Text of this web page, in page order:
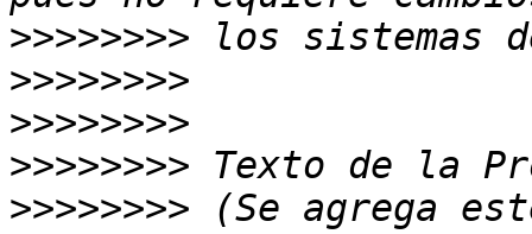
>>>>>>>>
>>>>>>>>
>>>>>>>>
>>>>>>>>
>>>>>>>> (Se agrega